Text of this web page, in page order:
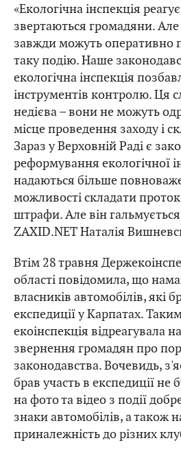
«Екологічна інспекція
звертаються громадяни.
завжди можуть оперативно
таку подію. Наше
екологічна інспекція
інструментів контролю. Ця
недієва – вони не можуть
місце проведення заходу і
Зараз у Верховній Раді є
реформування екологічної
надаються більше
можливості складати
штрафи. Але він
ZAXID.NET Наталія
Втім 28 травня
області повідомила, що
власників автомобілів, які
експедиції у Карпатах.
екоінспекція відреагувала
звернення громадян про
законодавства. Вочевидь,
брав участь в експедиції не
на фото та відео з події
знаки автомобілів, а також
приналежність до різних